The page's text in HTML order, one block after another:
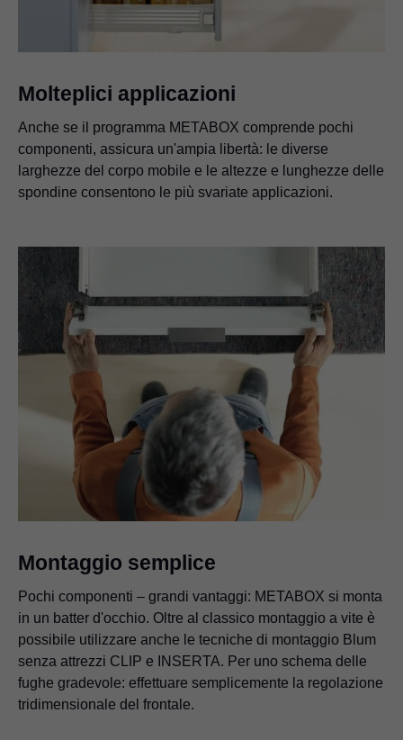
Molteplici applicazioni
Anche se il programma METABOX comprende pochi
componenti, assicura un'ampia libertà: le diverse
larghezze del corpo mobile e le altezze e lunghezze delle
spondine consentono le più svariate applicazioni.
Montaggio semplice
Pochi componenti – grandi vantaggi: METABOX si monta
in un batter d'occhio. Oltre al classico montaggio a vite è
possibile utilizzare anche le tecniche di montaggio Blum
senza attrezzi CLIP e INSERTA. Per uno schema delle
fughe gradevole: effettuare semplicemente la regolazione
tridimensionale del frontale.